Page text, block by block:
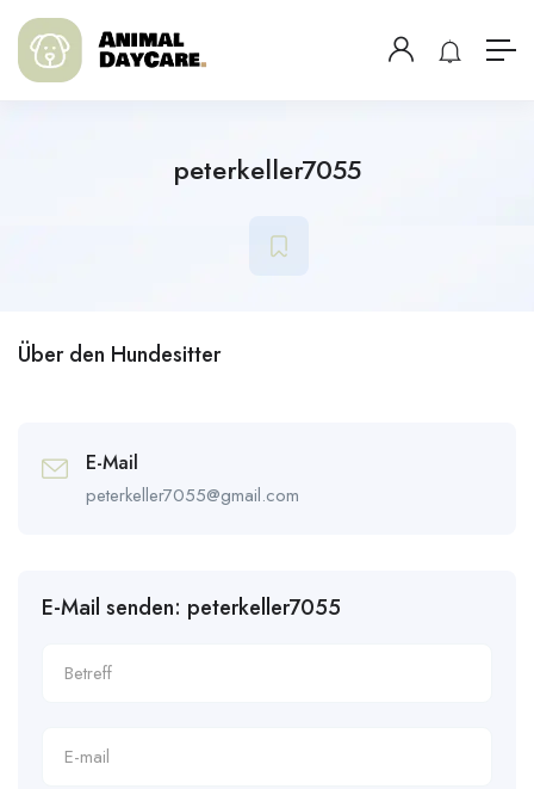
peterkeller7055
Über den Hundesitter
E-Mail
peterkeller7055@gmail.com
E-Mail senden: peterkeller7055